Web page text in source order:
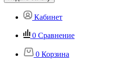
Кабинет
0 Сравнение
0 Корзина